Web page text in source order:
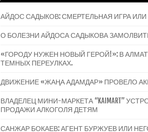
АЙДОС САДЫКОВ: СМЕРТЕЛЬНАЯ ИГРА
О БОЛЕЗНИ АЙДОСА САДЫКОВА
«ГОРОДУ НУЖЕН НОВЫЙ ГЕРОЙ!»: В
ТЕМНЫХ ПЕРЕУЛКАХ.
ДВИЖЕНИЕ «ЖАҢА АДАМДАР» ПРОВЕЛО
ВЛАДЕЛЕЦ МИНИ-МАРКЕТА “KAIMART”
ПРОДАЖИ АЛКОГОЛЯ ДЕТЯМ
САНЖАР БОКАЕВ: АГЕНТ БУРЖУЕВ ИЛИ